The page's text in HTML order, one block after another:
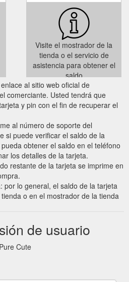
Visite el mostrador de la
tienda o el servicio de
asistencia para obtener el
saldo
al sitio web oficial de
comerciante. Usted tendrá que
y pin con el fin de recuperar el
al número de soporte del
si puede verificar el saldo de la
obtener el saldo en el teléfono
los detalles de la tarjeta.
restante de la tarjeta se imprime en
por lo general, el saldo de la tarjeta
o en el mostrador de la tienda
de usuario
Cute